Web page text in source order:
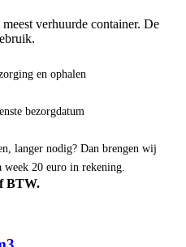
verhuurde container. De
en ophalen
bezorgdatum
langer nodig? Dan brengen wij
week 20 euro in rekening.
BTW.